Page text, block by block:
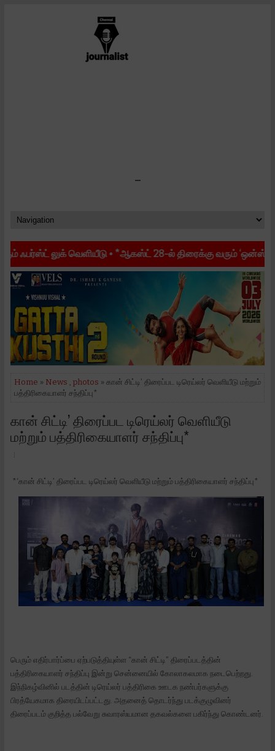
-
•*ஆகஸ்ட் 28-ல் திரைக்கு வரும் ‘ஒன்ஸ் மோர்’ – அதிகாரப்பூர்வ ரிலீஸ்
Home » News photos » கான் சிட்டி’ திரைப்பட டிரெய்லர் வெளியீடு மற்றும்
பத்திரிகையாளர் சந்திப்பு*
கான் சிட்டி’ திரைப்பட டிரெய்லர் வெளியீடு
மற்றும் பத்திரிகையாளர் சந்திப்பு*
*‘கான் சிட்டி’ திரைப்பட டிரெய்லர் வெளியீடு மற்றும் பத்திரிகையாளர் சந்திப்பு*
பெரும் எதிர்பார்ப்பை ஏற்படுத்தியுள்ள “கான் சிட்டி” திரைப்படத்தின்
பத்திரிகையாளர் சந்திப்பு இன்று சென்னையில் கோலாகலமாக நடைபெற்றது.
இந்நிகழ்வினில் படத்தின் டிரெய்லர் பத்திரிகை ஊடக நண்பர்களுக்கு
பிரத்யேகமாக திரையிடப்பட்டது. அதனைத் தொடர்ந்து படக்குழுவினர்
திரைப்படம் குறித்த பல்வேறு சுவாரஸ்யமான தகவல்களை பகிர்ந்து கொண்டனர்.